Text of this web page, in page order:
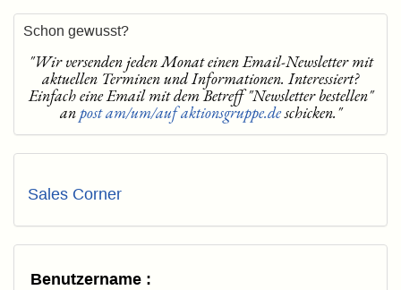
Schon gewusst?
"Wir versenden jeden Monat einen Email-Newsletter mit
aktuellen Terminen und Informationen. Interessiert?
Einfach eine Email mit dem Betreff "Newsletter bestellen"
anpost am/um/auf aktionsgruppe.deschicken."
Sales Corner
Benutzername :